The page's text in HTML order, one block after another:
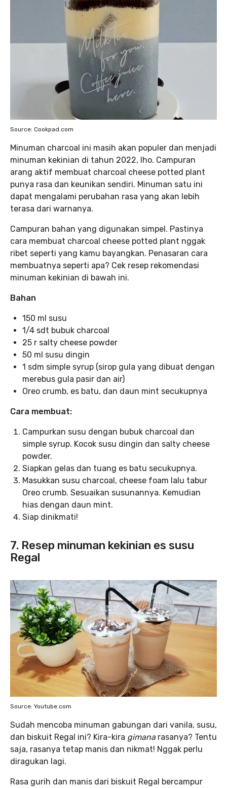
Source: Cookpad.com
Minuman charcoal ini masih akan populer dan menjadi
minuman kekinian di tahun 2022, lho. Campuran
arang aktif membuat charcoal cheese potted plant
punya rasa dan keunikan sendiri. Minuman satu ini
dapat mengalami perubahan rasa yang akan lebih
terasa dari warnanya.
Campuran bahan yang digunakan simpel. Pastinya
cara membuat charcoal cheese potted plant nggak
ribet seperti yang kamu bayangkan. Penasaran cara
membuatnya seperti apa? Cek resep rekomendasi
minuman kekinian di bawah ini.
Bahan
150 ml susu
1/4 sdt bubuk charcoal
25 r salty cheese powder
50 ml susu dingin
1 sdm simple syrup (sirop gula yang dibuat dengan
merebus gula pasir dan air)
Oreo crumb, es batu, dan daun mint secukupnya
Cara membuat:
Campurkan susu dengan bubuk charcoal dan
simple syrup. Kocok susu dingin dan salty cheese
powder.
Siapkan gelas dan tuang es batu secukupnya.
Masukkan susu charcoal, cheese foam lalu tabur
Oreo crumb. Sesuaikan susunannya. Kemudian
hias dengan daun mint.
Siap dinikmati!
7. Resep minuman kekinian es susu
Regal
Source: Youtube.com
Sudah mencoba minuman gabungan dari vanila, susu,
dan biskuit Regal ini? Kira-kira gimanarasanya? Tentu
saja, rasanya tetap manis dan nikmat! Nggak perlu
diragukan lagi.
Rasa gurih dan manis dari biskuit Regal bercampur